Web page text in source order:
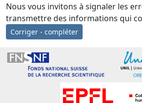
Nous vous invitons à signaler les
transmettre des informations qui
Corriger - compléter